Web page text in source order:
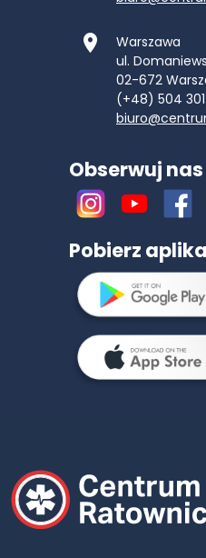
Warszawa
ul.
02-672
(+48) 504
Obserwuj nas
Pobierz